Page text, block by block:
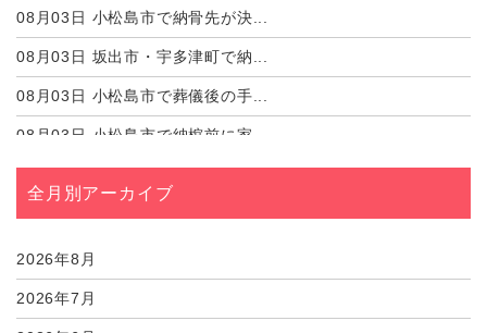
08月03日 小松島市で納骨先が決...
08月03日 坂出市・宇多津町で納...
08月03日 小松島市で葬儀後の手...
08月03日 小松島市で納棺前に家...
08月03日坂出市・宇多津町で宗...
全月別アーカイブ
2026年8月
2026年7月